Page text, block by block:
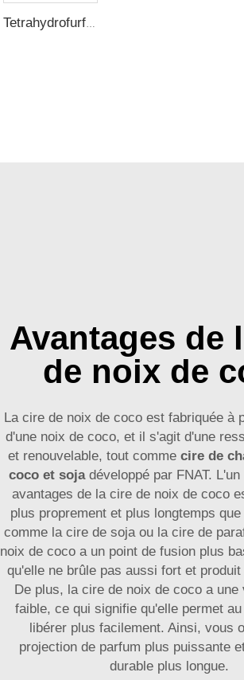
Avantages de
de noix de
La cire de noix de coco est fabriquée à
d'une noix de coco, et il s'agit d'une
et renouvelable, tout comme cire de
coco et soja développé par FNAT.
avantages de la cire de noix de coco
plus proprement et plus longtemps
comme la cire de soja ou la cire de
noix de coco a un point de fusion plus
qu'elle ne brûle pas aussi fort et
De plus, la cire de noix de coco a
faible, ce qui signifie qu'elle permet
libérer plus facilement. Ainsi, vous
projection de parfum plus puissante
durable plus longue.